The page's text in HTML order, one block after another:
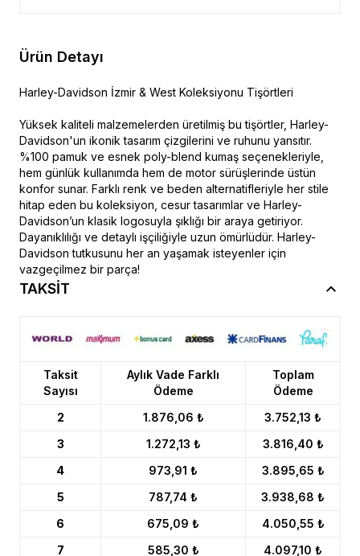
Ürün Detayı
Harley-Davidson İzmir & West Koleksiyonu Tişörtleri
Yüksek kaliteli malzemelerden üretilmiş bu tişörtler, Harley-
Davidson'un ikonik tasarım çizgilerini ve ruhunu yansıtır.
%100 pamuk ve esnek poly-blend kumaş seçenekleriyle,
hem günlük kullanımda hem de motor sürüşlerinde üstün
konfor sunar. Farklı renk ve beden alternatifleriyle her stile
hitap eden bu koleksiyon, cesur tasarımlar ve Harley-
Davidson’un klasik logosuyla şıklığı bir araya getiriyor.
Dayanıklılığı ve detaylı işçiliğiyle uzun ömürlüdür. Harley-
Davidson tutkusunu her an yaşamak isteyenler için
vazgeçilmez bir parça!
TAKSİT
Taksit
Sayısı
Aylık Vade Farklı
Ödeme
Toplam
Ödeme
2
1.876,06 ₺
3.752,13 ₺
3
1.272,13 ₺
3.816,40 ₺
4
973,91 ₺
3.895,65 ₺
5
787,74 ₺
3.938,68 ₺
6
675,09 ₺
4.050,55 ₺
7
585,30 ₺
4.097,10 ₺